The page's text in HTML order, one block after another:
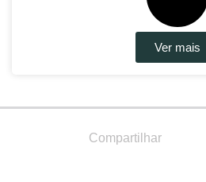
Ver mais
Compartilhar